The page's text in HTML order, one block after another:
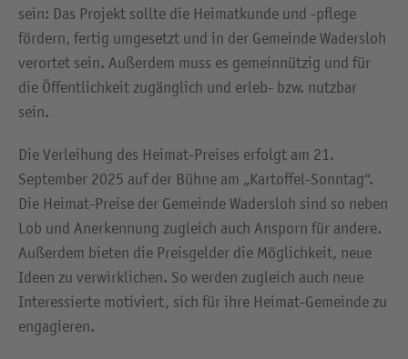
sein: Das Projekt sollte die Heimatkunde und -pflege
fördern, fertig umgesetzt und in der Gemeinde Wadersloh
verortet sein. Außerdem muss es gemeinnützig und für
die Öffentlichkeit zugänglich und erleb- bzw. nutzbar
sein.
Die Verleihung des Heimat-Preises erfolgt am 21.
September 2025 auf der Bühne am „Kartoffel-Sonntag“.
Die Heimat-Preise der Gemeinde Wadersloh sind so neben
Lob und Anerkennung zugleich auch Ansporn für andere.
Außerdem bieten die Preisgelder die Möglichkeit, neue
Ideen zu verwirklichen. So werden zugleich auch neue
Interessierte motiviert, sich für ihre Heimat-Gemeinde zu
engagieren.